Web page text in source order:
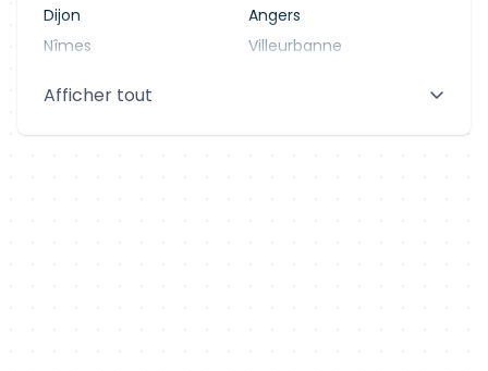
Dijon
Angers
Nîmes
Villeurbanne
Aix-en-Provence
Afficher tout